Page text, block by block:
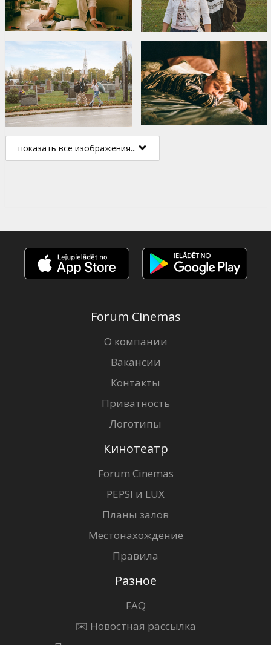
показать все изображения...
Forum Cinemas
О компании
Вакансии
Контакты
Приватность
Логотипы
Кинотеатр
Forum Cinemas
PEPSI и LUX
Планы залов
Местонахождение
Правила
Разное
FAQ
✉️ Новостная рассылка